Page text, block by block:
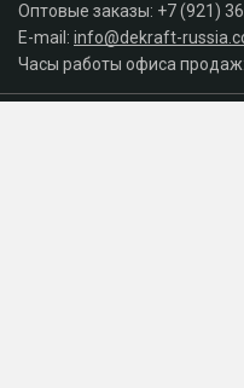
Оптовые заказы: +7 (921)
E-mail: info@dekraft-
Часы работы офиса продаж: